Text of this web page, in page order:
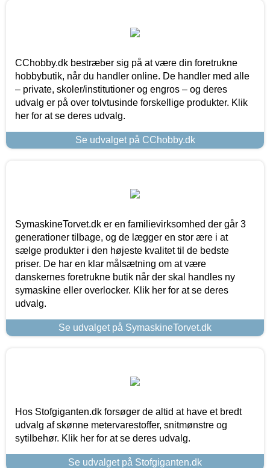
CChobby.dk bestræber sig på at være din foretrukne
hobbybutik, når du handler online. De handler med alle
– private, skoler/institutioner og engros – og deres
udvalg er på over tolvtusinde forskellige produkter. Klik
her for at se deres udvalg.
Se udvalget på CChobby.dk
SymaskineTorvet.dk er en familievirksomhed der går 3
generationer tilbage, og de lægger en stor ære i at
sælge produkter i den højeste kvalitet til de bedste
priser. De har en klar målsætning om at være
danskernes foretrukne butik når der skal handles ny
symaskine eller overlocker. Klik her for at se deres
udvalg.
Se udvalget på SymaskineTorvet.dk
Hos Stofgiganten.dk forsøger de altid at have et bredt
udvalg af skønne metervarestoffer, snitmønstre og
sytilbehør. Klik her for at se deres udvalg.
Se udvalget på Stofgiganten.dk